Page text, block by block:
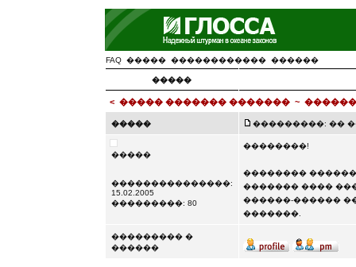
FAQ ����� ������������ ������
�����
< ����� ������� �������~
����� ���������: �� ���
�����
���������������:
15.02.2005
���������: 80
��������!
��������
������� ����
������-������
�������.
��������� �
������